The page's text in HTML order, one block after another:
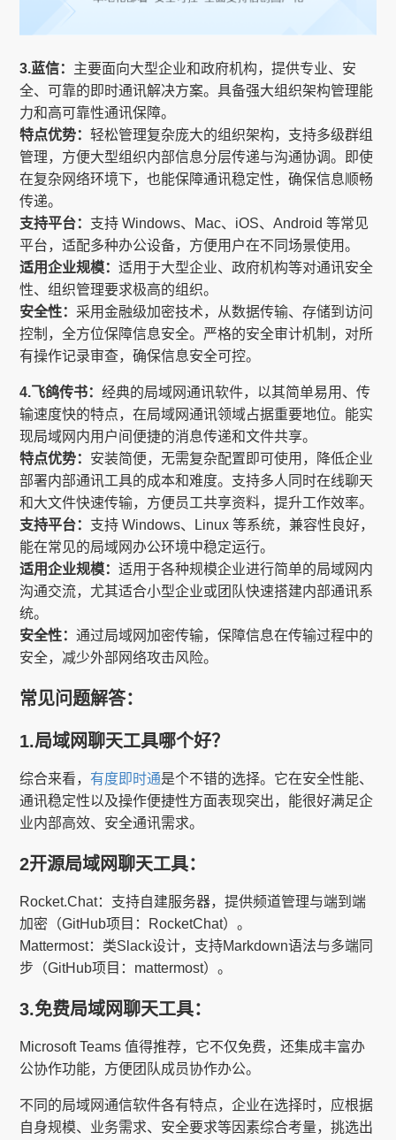
3.蓝信： 主要面向大型企业和政府机构，提供专业、安
全、可靠的即时通讯解决方案。具备强大组织架构管理能
力和高可靠性通讯保障。
特点优势：轻松管理复杂庞大的组织架构，支持多级群组
管理，方便大型组织内部信息分层传递与沟通协调。即使
在复杂网络环境下，也能保障通讯稳定性，确保信息顺畅
传递。
支持平台： 支持 Windows、Mac、iOS、Android 等常见
平台，适配多种办公设备，方便用户在不同场景使用。
适用企业规模：适用于大型企业、政府机构等对通讯安全
性、组织管理要求极高的组织。
安全性： 采用金融级加密技术，从数据传输、存储到访问
控制，全方位保障信息安全。严格的安全审计机制，对所
有操作记录审查，确保信息安全可控。
4.飞鸽传书：经典的局域网通讯软件，以其简单易用、传
输速度快的特点，在局域网通讯领域占据重要地位。能实
现局域网内用户间便捷的消息传递和文件共享。
特点优势： 安装简便，无需复杂配置即可使用，降低企业
部署内部通讯工具的成本和难度。支持多人同时在线聊天
和大文件快速传输，方便员工共享资料，提升工作效率。
支持平台： 支持 Windows、Linux 等系统，兼容性良好，
能在常见的局域网办公环境中稳定运行。
适用企业规模：适用于各种规模企业进行简单的局域网内
沟通交流，尤其适合小型企业或团队快速搭建内部通讯系
统。
安全性：通过局域网加密传输，保障信息在传输过程中的
安全，减少外部网络攻击风险。
常见问题解答：
1.局域网聊天工具哪个好？
综合来看， 有度即时通是个不错的选择。它在安全性能、
通讯稳定性以及操作便捷性方面表现突出，能很好满足企
业内部高效、安全通讯需求。
2开源局域网聊天工具：
Rocket.Chat：支持自建服务器，提供频道管理与端到端
加密（GitHub项目：RocketChat）。
Mattermost：类Slack设计，支持Markdown语法与多端同
步（GitHub项目：mattermost）。
3.免费局域网聊天工具：
Microsoft Teams 值得推荐，它不仅免费，还集成丰富办
公协作功能，方便团队成员协作办公。
不同的局域网通信软件各有特点，企业在选择时，应根据
自身规模、业务需求、安全要求等因素综合考量，挑选出